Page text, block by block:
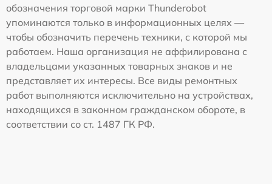
обозначения торговой марки Thunderobot
упоминаются только в информационных целях —
чтобы обозначить перечень техники, с которой мы
работаем. Наша организация не аффилирована с
владельцами указанных товарных знаков и не
представляет их интересы. Все виды ремонтных
работ выполняются исключительно на устройствах,
находящихся в законном гражданском обороте, в
соответствии со ст. 1487 ГК РФ.